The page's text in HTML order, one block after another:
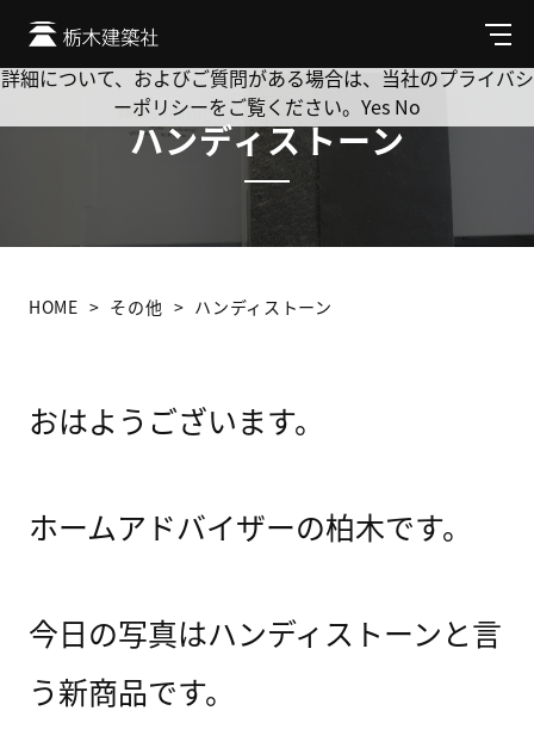
メ
ニ
ュ
ハンディストーン
HOME その他 ハンディストーン
おはようございます。
ホームアドバイザーの柏木です。
今日の写真はハンディストーンと言
う新商品です。
Cookie を使用して、お客様の活動を追跡してもよろしいです
か? 当社ではお客様のプライバシーを極めて重視しています。
詳細について、およびご質問がある場合は、当社のプライバシ
ーポリシーをご覧ください。 Yes No